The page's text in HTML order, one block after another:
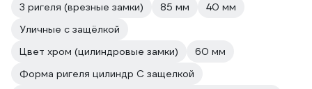
3 ригеля (врезные замки)
85 мм
40 мм
Уличные с защёлкой
Цвет хром (цилиндровые замки)
60 мм
Форма ригеля цилиндр С защелкой